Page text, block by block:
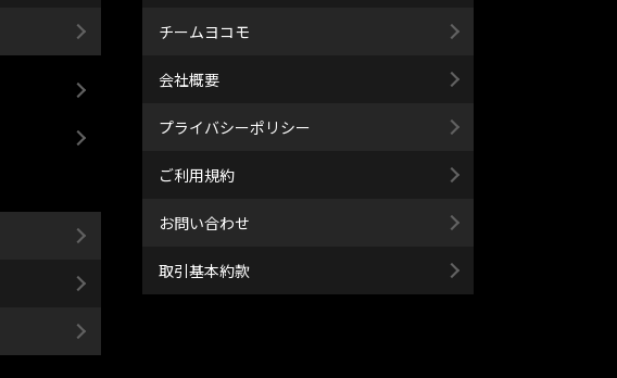
チームヨコモ
会社概要
プライバシーポリシー
ご利用規約
お問い合わせ
取引基本約款